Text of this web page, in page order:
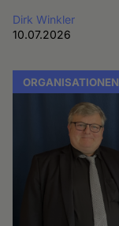
Dirk Winkler
10.07.2026
ORGANISATIONEN